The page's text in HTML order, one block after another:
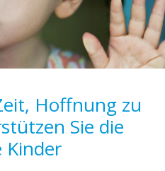
Hoffnung zu
Sie die